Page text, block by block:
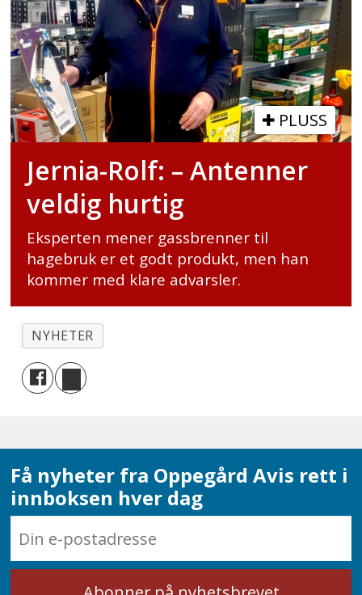
PLUSS
Jernia-Rolf: – Antenner
veldig hurtig
Eksperten mener gassbrenner til
hagebruk er et godt produkt, men han
kommer med klare advarsler.
NYHETER
Få nyheter fra Oppegård Avis rett i
innboksen hver dag